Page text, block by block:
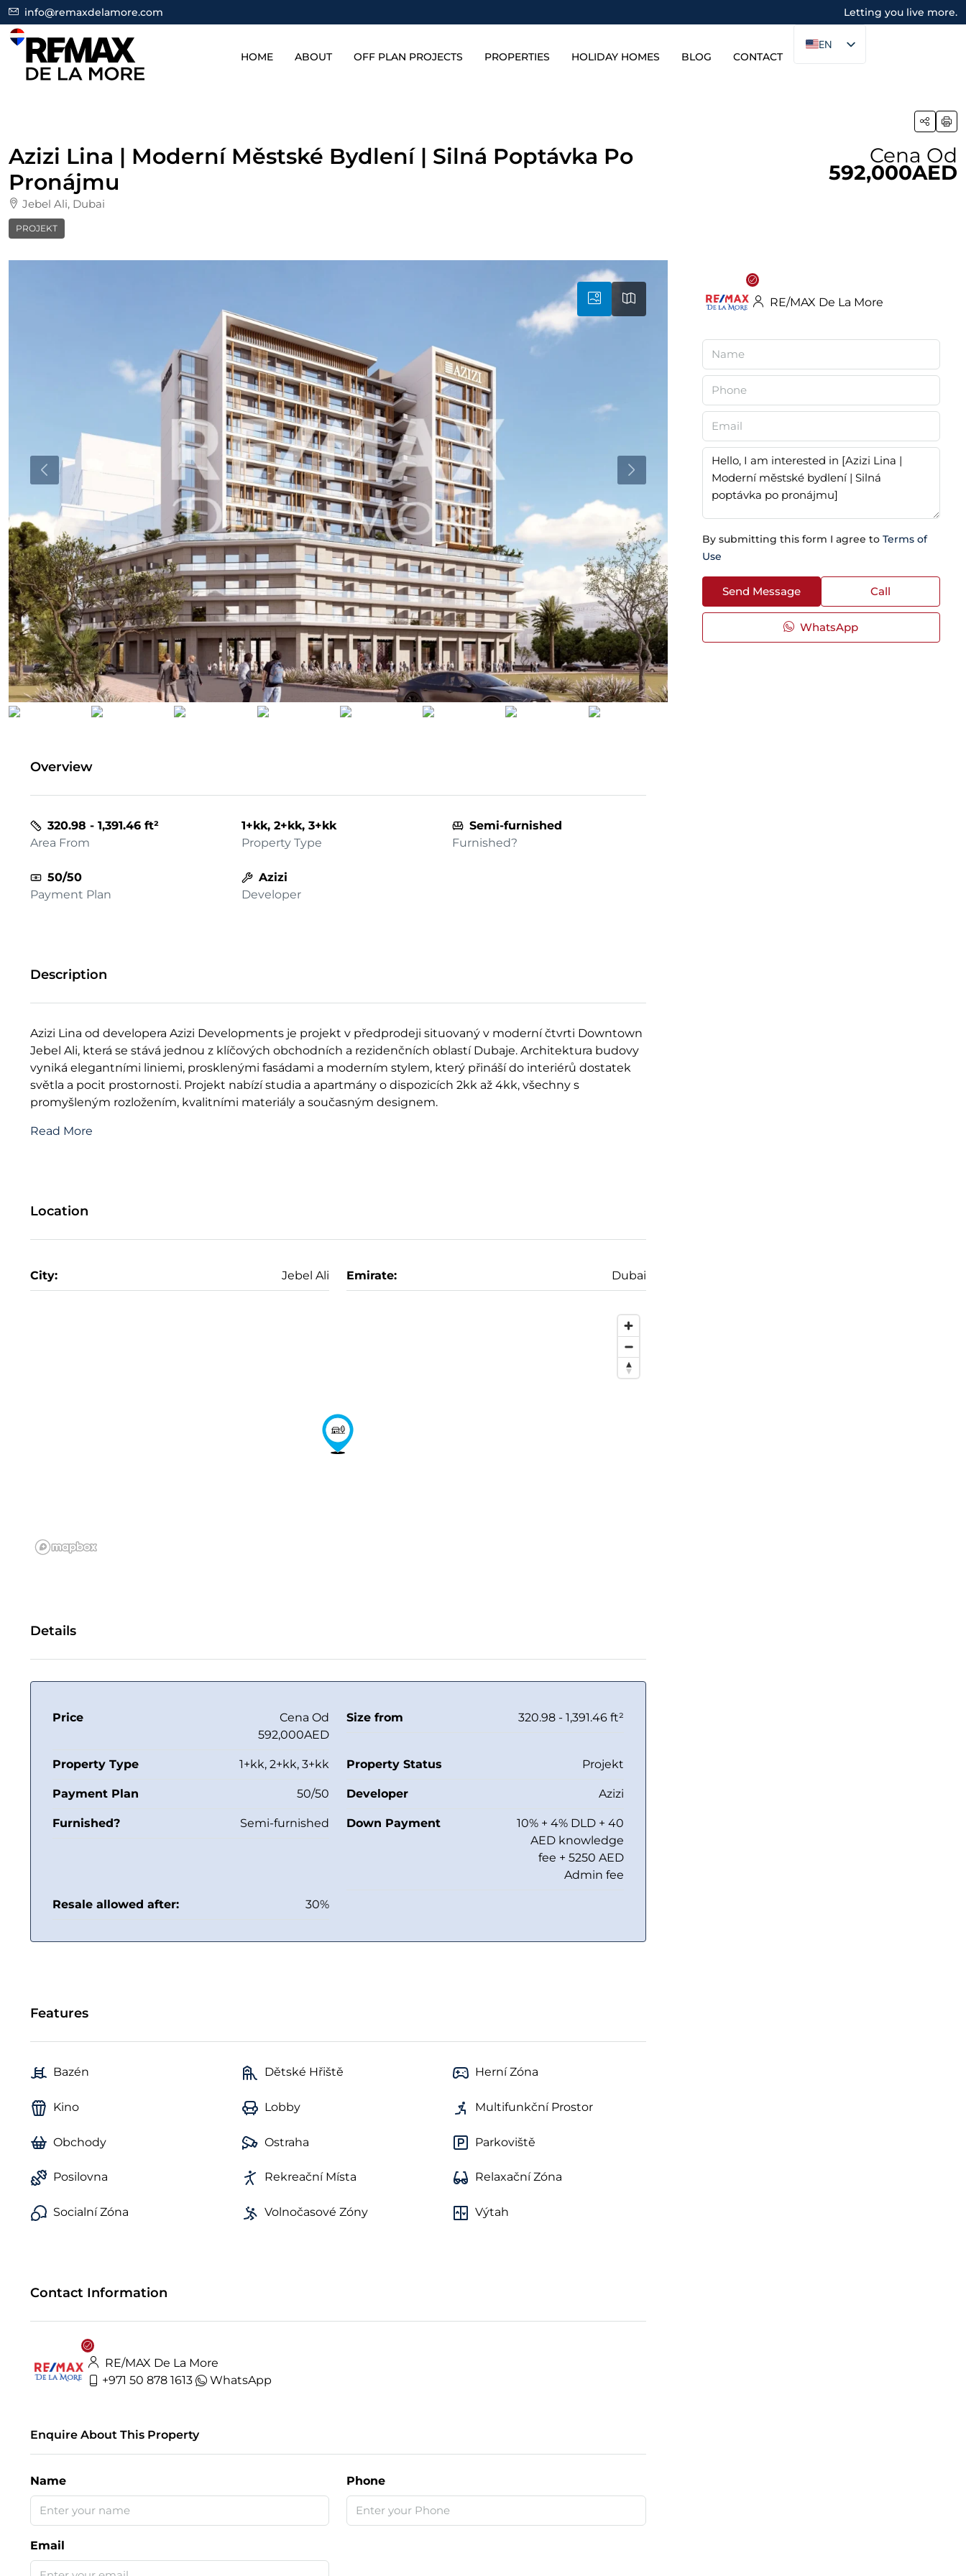
info@remaxdelamore.com Letting you live more.
HOME ABOUT OFF PLAN PROJECTS PROPERTIES HOLIDAY HOMES BLOG CONTACT
EN
Azizi Lina | Moderní Městské Bydlení | Silná Poptávka Po
Pronájmu
Jebel Ali, Dubai
PROJEKT
Cena Od
592,000AED
Overview
320.98 - 1,391.46 ft²
Area From
1+kk, 2+kk, 3+kk
Property Type
Semi-furnished
Furnished?
50/50
Payment Plan
Azizi
Developer
Description
Azizi Lina od developera Azizi Developments je projekt v předprodeji situovaný v moderní čtvrti Downtown
Jebel Ali, která se stává jednou z klíčových obchodních a rezidenčních oblastí Dubaje. Architektura budovy
vyniká elegantními liniemi, prosklenými fasádami a moderním stylem, který přináší do interiérů dostatek
světla a pocit prostornosti. Projekt nabízí studia a apartmány o dispozicích 2kk až 4kk, všechny s
promyšleným rozložením, kvalitními materiály a současným designem.
Read More
Location
City: Jebel Ali Emirate: Dubai
Details
Price
Cena Od
592,000AED
Size from 320.98 - 1,391.46 ft²
Property Type 1+kk, 2+kk, 3+kk Property Status Projekt
Payment Plan 50/50 Developer Azizi
Furnished? Semi-furnished Down Payment
10% + 4% DLD + 40
AED knowledge
fee + 5250 AED
Admin fee
Resale allowed after: 30%
Features
Bazén Dětské Hřiště Herní Zóna
Kino Lobby Multifunkční Prostor
Obchody Ostraha Parkoviště
Posilovna Rekreační Místa Relaxační Zóna
Socialní Zóna Volnočasové Zóny Výtah
Contact Information
RE/MAX De La More
+971 50 878 1613
WhatsApp
Enquire About This Property
Name Phone
Email
RE/MAX De La More
By submitting this form I agree to Terms of
Use
Send Message Call
WhatsApp